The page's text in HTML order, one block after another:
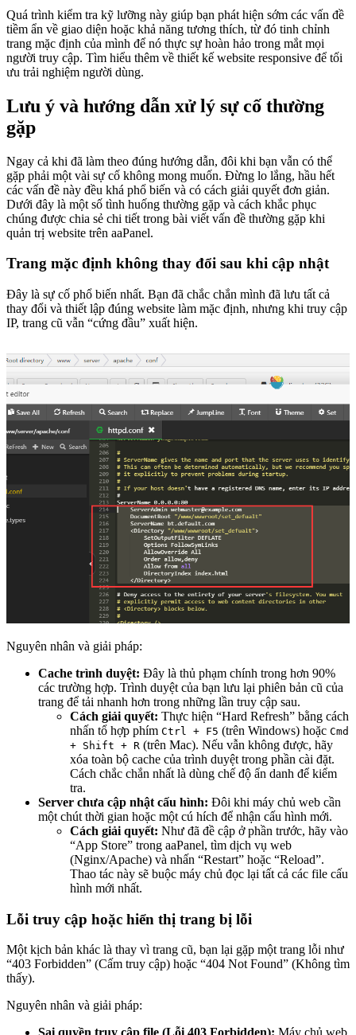
Quá trình kiểm tra kỹ lưỡng này giúp bạn phát hiện sớm các vấn đề
tiềm ẩn về giao diện hoặc khả năng tương thích, từ đó tinh chỉnh
trang mặc định của mình để nó thực sự hoàn hảo trong mắt mọi
người truy cập. Tìm hiểu thêm về thiết kế website responsive để tối
ưu trải nghiệm người dùng.
Lưu ý và hướng dẫn xử lý sự cố thường
gặp
Ngay cả khi đã làm theo đúng hướng dẫn, đôi khi bạn vẫn có thể
gặp phải một vài sự cố không mong muốn. Đừng lo lắng, hầu hết
các vấn đề này đều khá phổ biến và có cách giải quyết đơn giản.
Dưới đây là một số tình huống thường gặp và cách khắc phục
chúng được chia sẻ chi tiết trong bài viết vấn đề thường gặp khi
quản trị website trên aaPanel.
Trang mặc định không thay đổi sau khi cập nhật
Đây là sự cố phổ biến nhất. Bạn đã chắc chắn mình đã lưu tất cả
thay đổi và thiết lập đúng website làm mặc định, nhưng khi truy cập
IP, trang cũ vẫn “cứng đầu” xuất hiện.
Nguyên nhân và giải pháp:
Cache trình duyệt: Đây là thủ phạm chính trong hơn 90%
các trường hợp. Trình duyệt của bạn lưu lại phiên bản cũ của
trang để tải nhanh hơn trong những lần truy cập sau.
Cách giải quyết: Thực hiện “Hard Refresh” bằng cách
nhấn tổ hợp phím Ctrl + F5 (trên Windows) hoặc Cmd
+ Shift + R (trên Mac). Nếu vẫn không được, hãy
xóa toàn bộ cache của trình duyệt trong phần cài đặt.
Cách chắc chắn nhất là dùng chế độ ẩn danh để kiểm
tra.
Server chưa cập nhật cấu hình: Đôi khi máy chủ web cần
một chút thời gian hoặc một cú hích để nhận cấu hình mới.
Cách giải quyết: Như đã đề cập ở phần trước, hãy vào
“App Store” trong aaPanel, tìm dịch vụ web
(Nginx/Apache) và nhấn “Restart” hoặc “Reload”.
Thao tác này sẽ buộc máy chủ đọc lại tất cả các file cấu
hình mới nhất.
Lỗi truy cập hoặc hiển thị trang bị lỗi
Một kịch bản khác là thay vì trang cũ, bạn lại gặp một trang lỗi như
“403 Forbidden” (Cấm truy cập) hoặc “404 Not Found” (Không tìm
thấy).
Nguyên nhân và giải pháp: